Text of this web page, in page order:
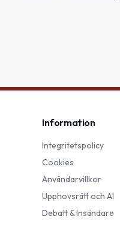
Information
Integritetspolicy
Cookies
Användarvillkor
Upphovsrätt och AI
Debatt & Insändare